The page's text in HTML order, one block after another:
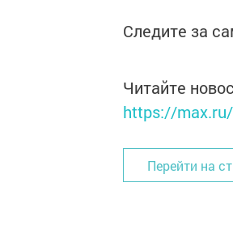
Следите за
Читайте
https://
Перейти на